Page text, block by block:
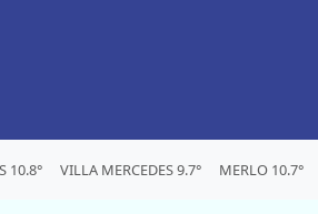
10.8° VILLA MERCEDES 9.7° MERLO 10.7°